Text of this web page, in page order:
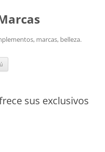
marcas, belleza.
sus exclusivos